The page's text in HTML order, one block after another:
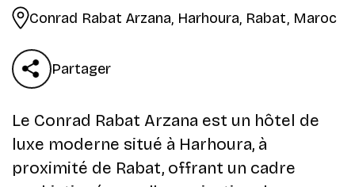
Conrad Rabat Arzana, Harhoura, Rabat, Maroc
Partager
Le Conrad Rabat Arzana est un hôtel de
luxe moderne situé à Harhoura, à
proximité de Rabat, offrant un cadre